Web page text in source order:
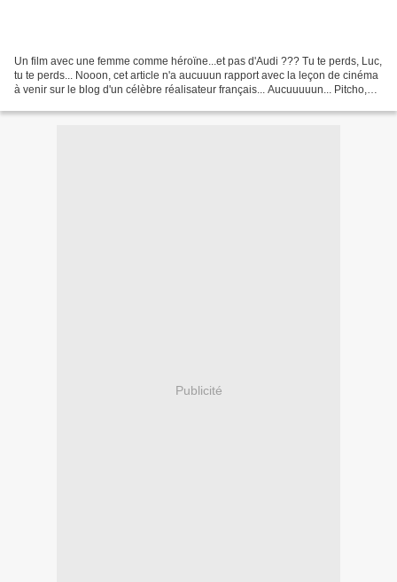
Un film avec une femme comme héroïne...et pas d'Audi ??? Tu te perds, Luc,
tu te perds... Nooon, cet article n'a aucuuun rapport avec la leçon de cinéma
à venir sur le blog d'un célèbre réalisateur français... Aucuuuuun... Pitcho,
Publicité